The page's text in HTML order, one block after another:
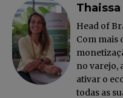
Faça parte
Retail Media
nossa
Head of
Com mais
no varejo,
ativar o
todas as